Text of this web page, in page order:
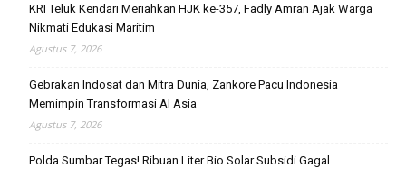
KRI Teluk Kendari Meriahkan HJK ke-357, Fadly Amran Ajak Warga
Nikmati Edukasi Maritim
Agustus 7, 2026
Gebrakan Indosat dan Mitra Dunia, Zankore Pacu Indonesia
Memimpin Transformasi AI Asia
Agustus 7, 2026
Polda Sumbar Tegas! Ribuan Liter Bio Solar Subsidi Gagal